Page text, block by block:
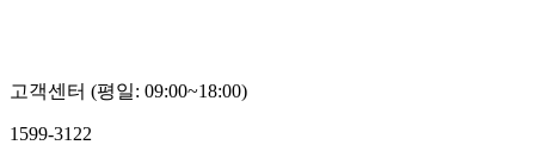
고객센터 (평일: 09:00~18:00)
1599-3122